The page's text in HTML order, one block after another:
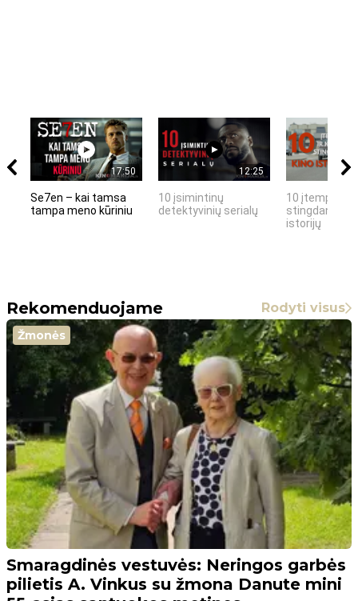
17:50
Se7en – kai tamsa
tampa meno kūriniu
12:25
10 įsimintinų
detektyvinių serialų
10 įtemptų,
stingdančių
istorijų
Rekomenduojame Rodyti visus
Žmonės
Smaragdinės vestuvės: Neringos garbės
pilietis A. Vinkus su žmona Danute mini